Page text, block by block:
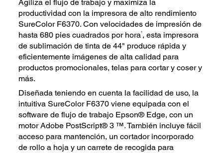
Agiliza el flujo de trabajo y maximiza la
productividad con la impresora de alto rendimiento
SureColor F6370. Con velocidades de impresión de
hasta 680 pies cuadrados por hora1, esta impresora
de sublimación de tinta de 44" produce rápida y
eficientemente imágenes de alta calidad para
productos promocionales, telas para cortar y coser y
más.
Diseñada teniendo en cuenta la facilidad de uso, la
intuitiva SureColor F6370 viene equipada con el
software de flujo de trabajo Epson® Edge, con un
motor Adobe PostScript® 3 ™. También incluye fácil
acceso para mantención, un cortador incorporado
de rollo a hoja y un carrete de recogida para